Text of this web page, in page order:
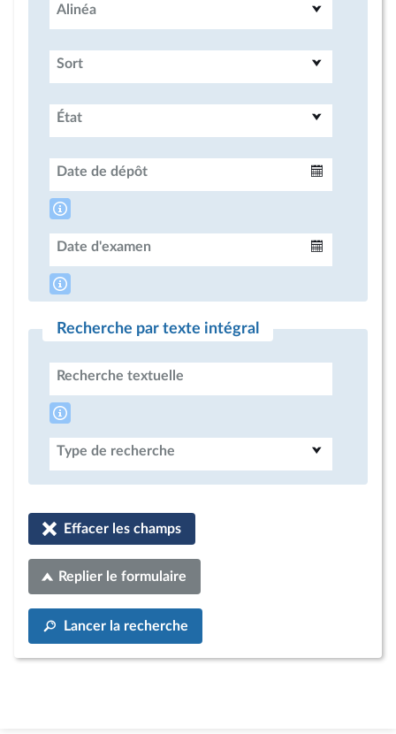
Alinéa
Sort
État
Date de dépôt
Date d'examen
Recherche par texte intégral
Recherche textuelle
Type de recherche
Effacer les champs
Replier le formulaire
Lancer la recherche